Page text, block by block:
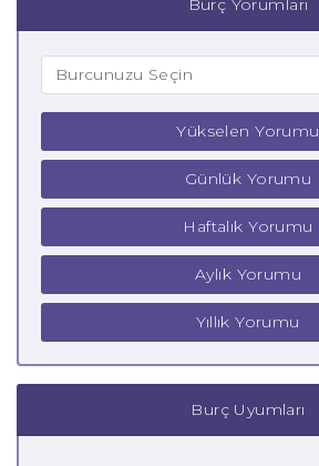
Burç Yorumları
Yükselen Yorumu
Günlük Yorumu
Haftalık Yorumu
Aylık Yorumu
Yıllık Yorumu
Burç Uyumları